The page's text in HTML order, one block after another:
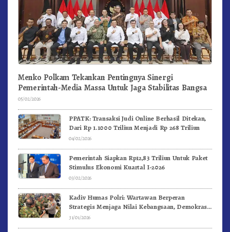
Menko Polkam Tekankan Pentingnya Sinergi
Pemerintah-Media Massa Untuk Jaga Stabilitas Bangsa
05/02/2026
PPATK: Transaksi Judi Online Berhasil Ditekan,
Dari Rp 1.1000 Triliun Menjadi Rp 268 Triliun
04/02/2026
Pemerintah Siapkan Rp12,83 Triliun Untuk Paket
Stimulus Ekonomi Kuartal I-2026
03/02/2026
Kadiv Humas Polri: Wartawan Berperan
Strategis Menjaga Nilai Kebangsaan, Demokrasi,
dan NKRI
31/01/2026